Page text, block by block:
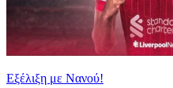
Εξέλιξη με Νανού!